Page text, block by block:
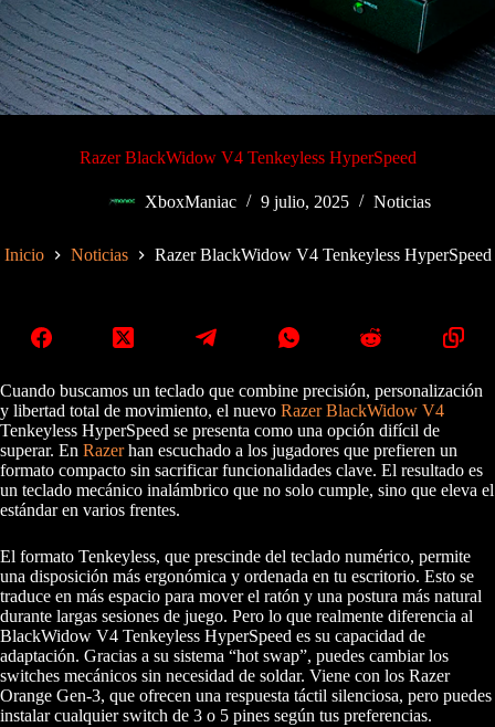
Razer BlackWidow V4 Tenkeyless HyperSpeed
XboxManiac 9 julio, 2025 Noticias
Inicio Noticias Razer BlackWidow V4 Tenkeyless HyperSpeed
Cuando buscamos un teclado que combine precisión, personalización
y libertad total de movimiento, el nuevo Razer BlackWidow V4
Tenkeyless HyperSpeed se presenta como una opción difícil de
superar. En Razerhan escuchado a los jugadores que prefieren un
formato compacto sin sacrificar funcionalidades clave. El resultado es
un teclado mecánico inalámbrico que no solo cumple, sino que eleva el
estándar en varios frentes.
El formato Tenkeyless, que prescinde del teclado numérico, permite
una disposición más ergonómica y ordenada en tu escritorio. Esto se
traduce en más espacio para mover el ratón y una postura más natural
durante largas sesiones de juego. Pero lo que realmente diferencia al
BlackWidow V4 Tenkeyless HyperSpeed es su capacidad de
adaptación. Gracias a su sistema “hot swap”, puedes cambiar los
switches mecánicos sin necesidad de soldar. Viene con los Razer
Orange Gen-3, que ofrecen una respuesta táctil silenciosa, pero puedes
instalar cualquier switch de 3 o 5 pines según tus preferencias.